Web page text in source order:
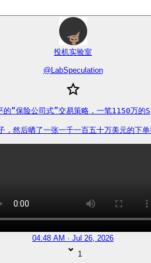
投机实验室
@LabSpeculation
险公司式”交易策略，一笔1150万的
子，然后晒了一张一千一百五十万美元
04:48 AM · Jul 26, 2026
1